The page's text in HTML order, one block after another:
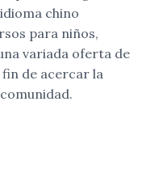
chino
para niños,
variada oferta de
de acercar la